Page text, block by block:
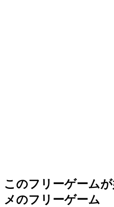
このフリーゲーム
メのフリーゲーム